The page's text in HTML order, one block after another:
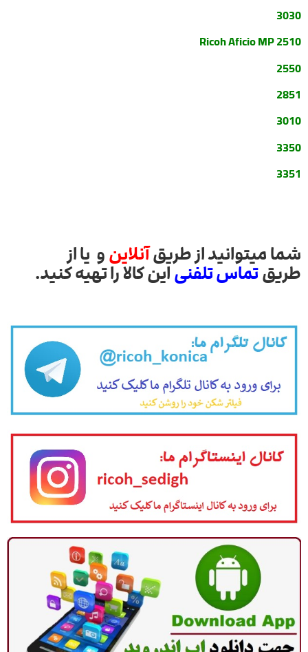
3030
Ricoh Aficio MP 2510
2550
2851
3010
3350
3351
شما میتوانید از طریقآنلاینو یا از
طریقتماس تلفنیاین کالا را تهیه کنید.